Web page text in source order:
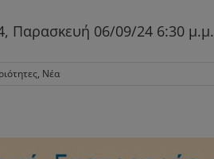
Παρασκευή 06/09/24 6:30 μ.μ.
, Νέα